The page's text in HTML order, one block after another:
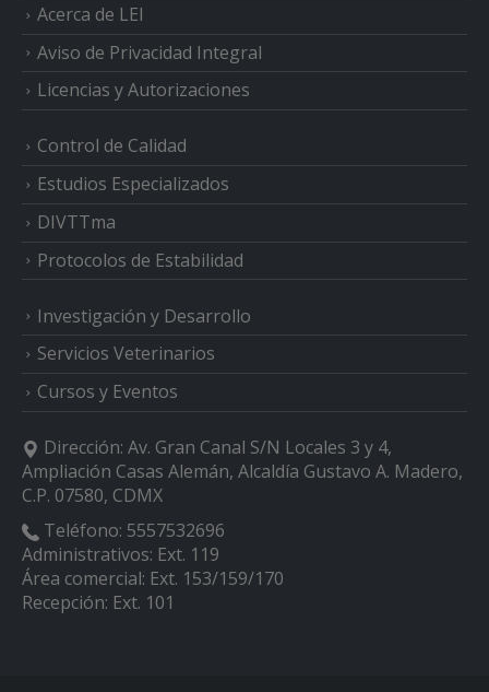
Acerca de LEI
Aviso de Privacidad Integral
Licencias y Autorizaciones
Control de Calidad
Estudios Especializados
DIVTTma
Protocolos de Estabilidad
Investigación y Desarrollo
Servicios Veterinarios
Cursos y Eventos
Dirección: Av. Gran Canal S/N Locales 3 y 4,
Ampliación Casas Alemán, Alcaldía Gustavo A. Madero,
C.P. 07580, CDMX
Teléfono: 5557532696
Administrativos: Ext. 119
Área comercial: Ext. 153/159/170
Recepción: Ext. 101